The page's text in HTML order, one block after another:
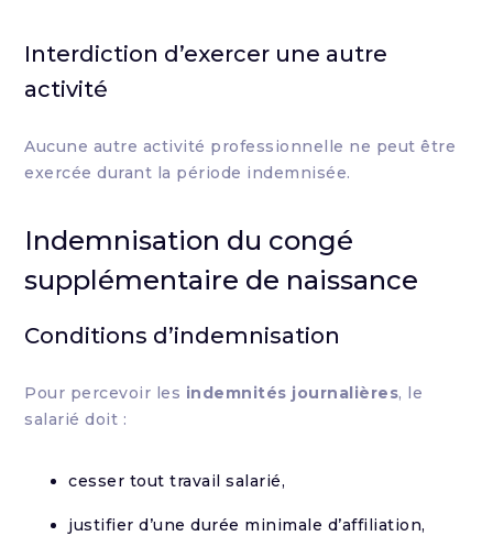
Interdiction d’exercer une autre
activité
Aucune autre activité professionnelle ne peut être
exercée durant la période indemnisée.
Indemnisation du congé
supplémentaire de naissance
Conditions d’indemnisation
Pour percevoir les indemnités journalières, le
salarié doit :
cesser tout travail salarié,
justifier d’une durée minimale d’affiliation,